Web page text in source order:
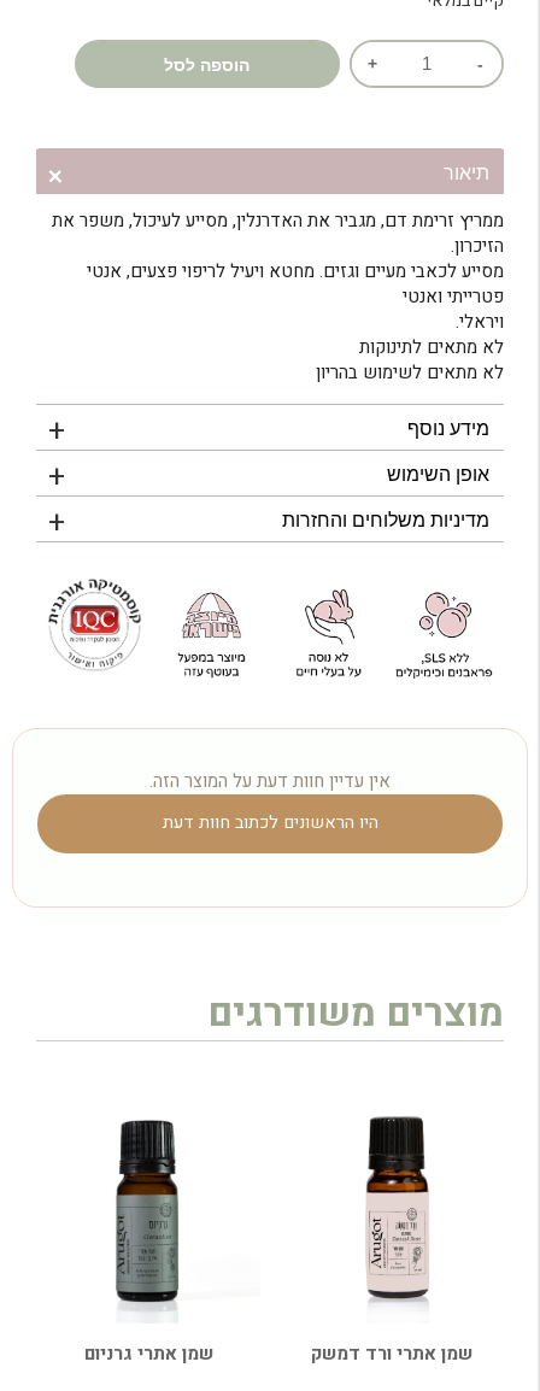
כמות
של
אתרי
רוזמרין
הוספה לסל
תיאור
ממריץ זרימת דם, מגביר את האדרנלין, מסייע לעיכול, משפר את
הזיכרון.
מסייע לכאבי מעיים וגזים. מחטא ויעיל לריפוי פצעים, אנטי
פטרייתי ואנטי
ויראלי.
לא מתאים לתינוקות
לא מתאים לשימוש בהריון
מידע נוסף
אופן השימוש
מדיניות משלוחים והחזרות
אין עדיין חוות דעת על המוצר הזה.
היו הראשונים לכתוב חוות דעת
מוצרים משודרגים
שמן אתרי ורד דמשק שמן אתרי גרניום